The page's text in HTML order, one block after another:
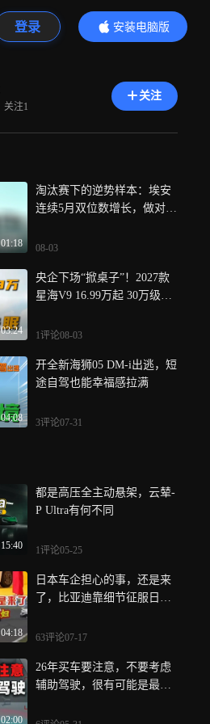
登录
安装电脑版
内容更精彩
关注1
关注
01:18
淘汰赛下的逆势样本：埃安
连续5月双位数增长，做对了
08-03
03:24
央企下场“掀桌子”！2027款
星海V9 16.99万起 30万级配
1评论08-03
04:08
开全新海狮05 DM-i出逃，短
途自驾也能幸福感拉满
3评论07-31
15:40
都是高压全主动悬架，云辇-
P Ultra有何不同
1评论05-25
04:18
日本车企担心的事，还是来
了，比亚迪靠细节征服日本
63评论07-17
02:00
26年买车要注意，不要考虑
辅助驾驶，很有可能是最后